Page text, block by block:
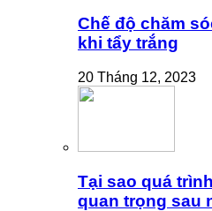
Chế độ chăm
khi tẩy trắng
20 Tháng 12, 2023
Tại sao quá
quan trọng sau